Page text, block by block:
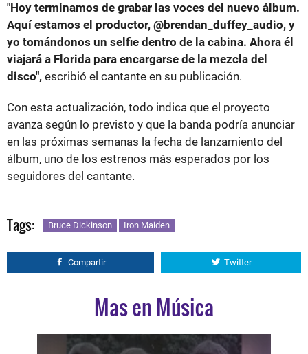
"Hoy terminamos de grabar las voces del nuevo álbum.
Aquí estamos el productor, @brendan_duffey_audio, y
yo tomándonos un selfie dentro de la cabina. Ahora él
viajará a Florida para encargarse de la mezcla del
disco", escribió el cantante en su publicación.
Con esta actualización, todo indica que el proyecto
avanza según lo previsto y que la banda podría anunciar
en las próximas semanas la fecha de lanzamiento del
álbum, uno de los estrenos más esperados por los
seguidores del cantante.
Tags: Bruce Dickinson Iron Maiden
Compartir Twitter
Mas en Música